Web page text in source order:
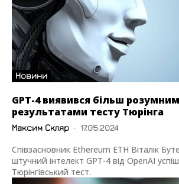
Новини
GPT-4 виявився більш
результатами тесту Тюрінга
Максим Скляр - 17.05.2024
Співзасновник Ethereum ETH Віталік
штучний інтелект GPT-4 від OpenAI
Тюрінгівський тест.